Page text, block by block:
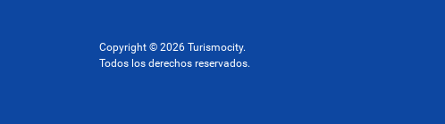
Copyright © 2026 Turismocity.
Todos los derechos reservados.